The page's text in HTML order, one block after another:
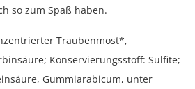
so zum Spaß haben.
Traubenmost*,
Konservierungsstoff: Sulfite;
Gummiarabicum, unter